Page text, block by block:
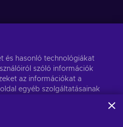
Feliratkozás
Visit Privacy noticefor more
és hasonló technológiákat
szóló információk
az információkat a
egyéb szolgáltatásainak
is felhasználhatjuk.